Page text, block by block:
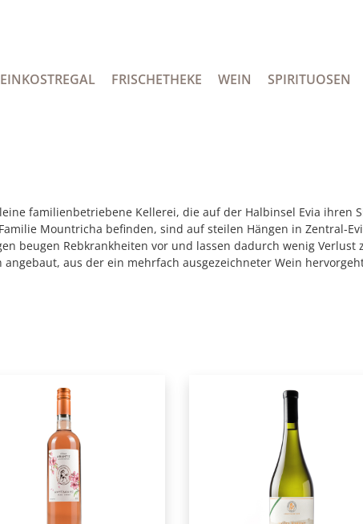
FRISCHETHEKE WEIN SPIRITUOSEN
familienbetriebene Kellerei, die auf der Halbinsel Evia ihren
Mountricha befinden, sind auf steilen Hängen in Zentral-
beugen Rebkrankheiten vor und lassen dadurch wenig
aus der ein mehrfach ausgezeichneter Wein